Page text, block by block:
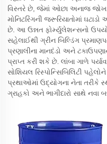
વિસ્તરે છે, જેમાં ઓછા અનાજ
મોનિટરિંગની જરૂરિયાતોમાં
છે. આ ઉન્નત ફોર્મ્યુલેશન્સનો
સહેલાઈથી ગ્રીન બિલ્ડિંગ
પ્રણાલીના માનદંડો અને
પ્રાપ્ત કરી શકે છે. લાંબા ગાળે
સોશિયલ રિસ્પોન્સિબિલિટી
પ્રથાઓમાં ઉદ્યોગના નેતા તરીકે
ગ્રાહકો અને ભાગીદારો સાથે નવા